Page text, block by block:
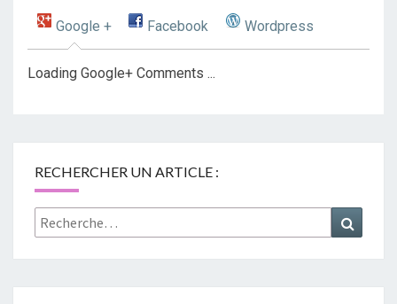
Google + Facebook Wordpress
Loading Google+ Comments ...
RECHERCHER UN ARTICLE :
Rechercher :